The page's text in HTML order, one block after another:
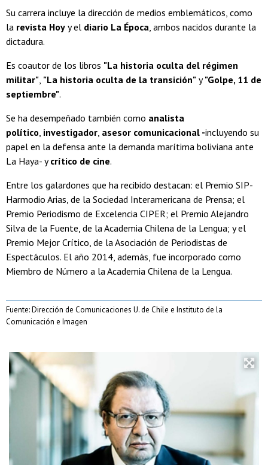
Su carrera incluye la dirección de medios emblemáticos, como
la revista Hoy y el diario La Época, ambos nacidos durante la
dictadura.
Es coautor de los libros "La historia oculta del régimen
militar", "La historia oculta de la transición" y"Golpe, 11 de
septiembre".
Se ha desempeñado también como analista
político, investigador, asesor comunicacional -incluyendo su
papel en la defensa ante la demanda marítima boliviana ante
La Haya- ycrítico de cine.
Entre los galardones que ha recibido destacan: el Premio SIP-
Harmodio Arias, de la Sociedad Interamericana de Prensa; el
Premio Periodismo de Excelencia CIPER; el Premio Alejandro
Silva de la Fuente, de la Academia Chilena de la Lengua; y el
Premio Mejor Crítico, de la Asociación de Periodistas de
Espectáculos. El año 2014, además, fue incorporado como
Miembro de Número a la Academia Chilena de la Lengua.
Fuente: Dirección de Comunicaciones U. de Chile e Instituto de la
Comunicación e Imagen